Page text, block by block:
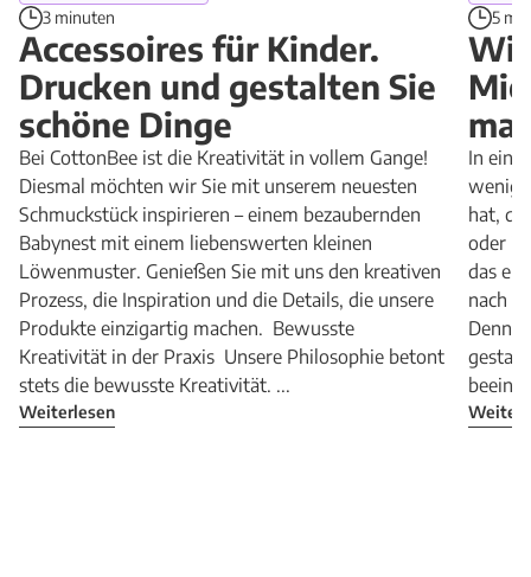
3 minuten
Accessoires für Kinder.
Drucken und gestalten Sie
schöne Dinge
Bei CottonBee ist die Kreativität in vollem Gange!
Diesmal möchten wir Sie mit unserem neuesten
Schmuckstück inspirieren – einem bezaubernden
Babynest mit einem liebenswerten kleinen
Löwenmuster. Genießen Sie mit uns den kreativen
Prozess, die Inspiration und die Details, die unsere
Produkte einzigartig machen. Bewusste
Kreativität in der Praxis Unsere Philosophie betont
stets die bewusste Kreativität. ...
Weiterlesen
5
In
wenig
hat,
oder
das
nach
Denn